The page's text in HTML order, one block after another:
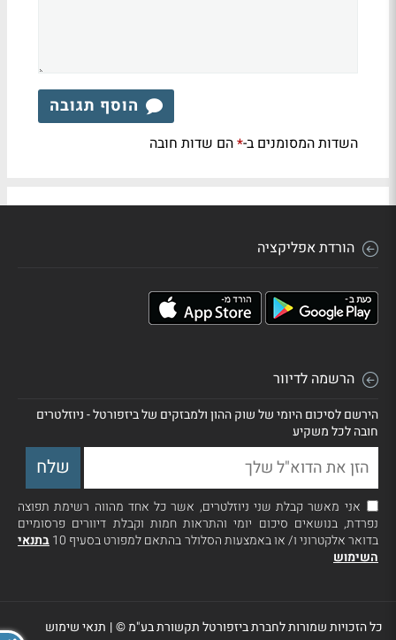
הוסף תגובה
השדות המסומנים ב-*הם שדות חובה
הורדת אפליקציה
הרשמה לדיוור
הירשם לסיכום היומי של שוק ההון ולמבזקים של ביזפורטל - ניוזלטרים
חובה לכל משקיע
אני מאשר קבלת שני ניוזלטרים, אשר כל אחד מהווה רשימת תפוצה
נפרדת, בנושאים סיכום יומי והתראות חמות וקבלת דיוורים פרסומיים
בדואר אלקטרוני ו/ או באמצעות הסלולר בהתאם למפורט בסעיף 10
בתנאי
השימוש
כל הזכויות שמורות לחברת ביזפורטל תקשורת בע"מ ©| תנאי שימוש